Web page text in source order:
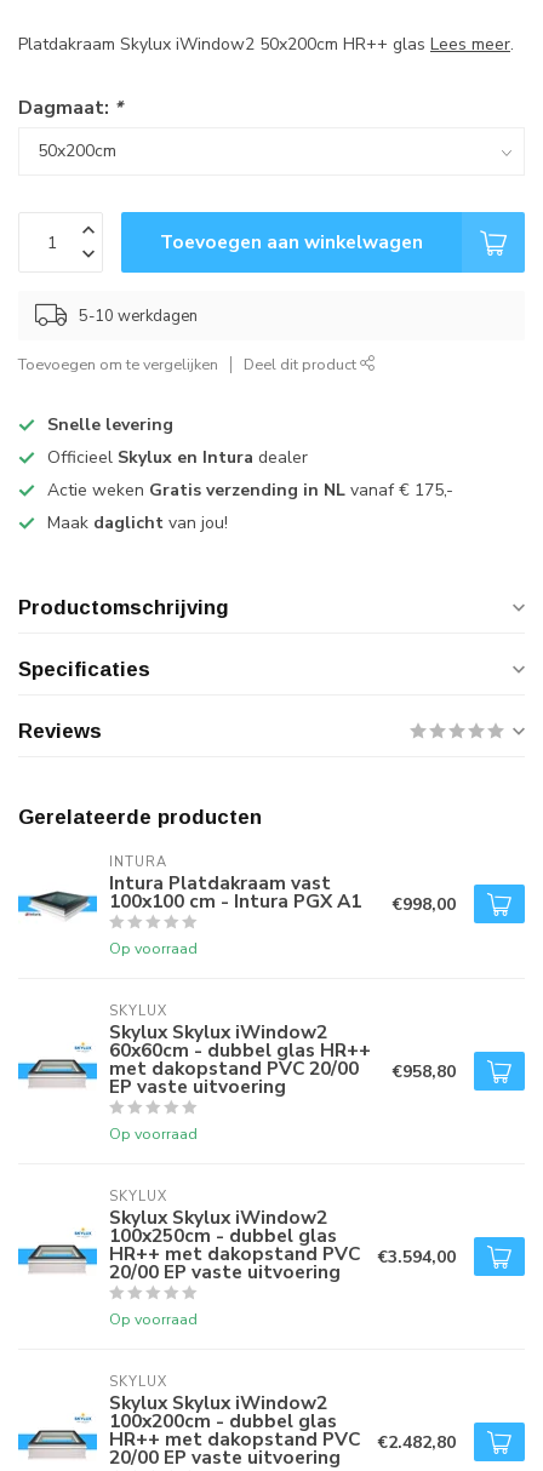
Platdakraam Skylux iWindow2 50x200cm HR++ glas Lees meer.
Dagmaat: *
Toevoegen aan winkelwagen
5-10 werkdagen
Toevoegen om te vergelijken Deel dit product
Snelle levering
Officieel Skylux en Intura dealer
Actie weken Gratis verzending in NL vanaf € 175,-
Maak daglicht van jou!
Productomschrijving
Specificaties
Reviews
Gerelateerde producten
INTURA
Intura Platdakraam vast
100x100 cm - Intura PGX A1
Op voorraad
€998,00
SKYLUX
Skylux Skylux iWindow2
60x60cm - dubbel glas HR++
met dakopstand PVC 20/00
EP vaste uitvoering
Op voorraad
€958,80
SKYLUX
Skylux Skylux iWindow2
100x250cm - dubbel glas
HR++ met dakopstand PVC
20/00 EP vaste uitvoering
Op voorraad
€3.594,00
SKYLUX
Skylux Skylux iWindow2
100x200cm - dubbel glas
HR++ met dakopstand PVC
20/00 EP vaste uitvoering
€2.482,80